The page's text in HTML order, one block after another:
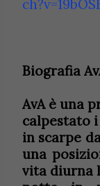
Biografia
AvA è una
calpestato
in scarpe
una
vita diurna